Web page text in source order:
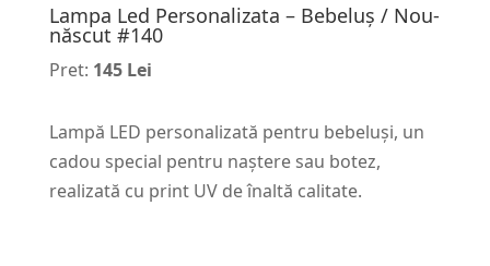
Lampa Led Personalizata – Bebeluș / Nou-
născut #140
Pret: 145 Lei
Lampă LED personalizată pentru bebeluși, un
cadou special pentru naștere sau botez,
realizată cu print UV de înaltă calitate.